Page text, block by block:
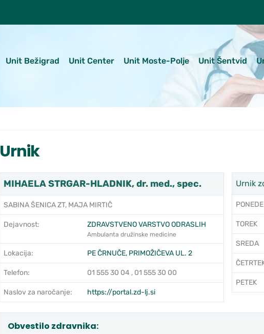
Unit Bežigrad Unit Center Unit Moste-Polje Unit Šentvid
Urnik
MIHAELA STRGAR-HLADNIK, dr. med., spec.
SABINA ŠENICA ZT, MAJA MIRTIČ
Dejavnost: ZDRAVSTVENO VARSTVO ODRASLIH
Ambulanta družinske medicine
Lokacija: PE ČRNUČE, PRIMOŽIČEVA UL. 2
Telefon: 01 555 30 04 , 01 555 30 00
Naslov za naročanje: https://portal.zd-lj.si
Urnik
TOREK
SREDA
PETEK
Obvestilo zdravnika: